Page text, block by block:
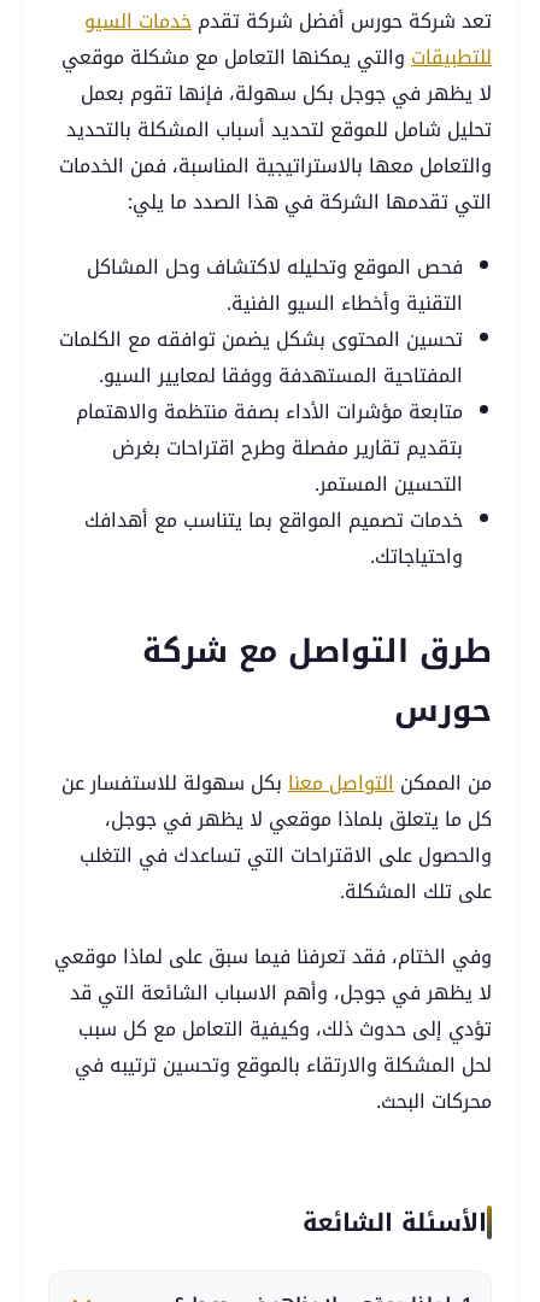
تعد شركة حورس أفضل شركة تقدمخدمات السيو
للتطبيقاتوالتي يمكنها التعامل مع مشكلة موقعي
لا يظهر في جوجل بكل سهولة، فإنها تقوم بعمل
تحليل شامل للموقع لتحديد أسباب المشكلة بالتحديد
والتعامل معها بالاستراتيجية المناسبة، فمن الخدمات
التي تقدمها الشركة في هذا الصدد ما يلي:
فحص الموقع وتحليله لاكتشاف وحل المشاكل
التقنية وأخطاء السيو الفنية.
تحسين المحتوى بشكل يضمن توافقه مع الكلمات
المفتاحية المستهدفة ووفقا لمعايير السيو.
متابعة مؤشرات الأداء بصفة منتظمة والاهتمام
بتقديم تقارير مفصلة وطرح اقتراحات بغرض
التحسين المستمر.
خدمات تصميم المواقع بما يتناسب مع أهدافك
واحتياجاتك.
طرق التواصل مع شركة
حورس
من الممكنالتواصل معنابكل سهولة للاستفسار عن
كل ما يتعلق بلماذا موقعي لا يظهر في جوجل،
والحصول على الاقتراحات التي تساعدك في التغلب
على تلك المشكلة.
وفي الختام، فقد تعرفنا فيما سبق على لماذا موقعي
لا يظهر في جوجل، وأهم الاسباب الشائعة التي قد
تؤدي إلى حدوث ذلك، وكيفية التعامل مع كل سبب
لحل المشكلة والارتقاء بالموقع وتحسين ترتيبه في
محركات البحث.
الأسئلة الشائعة